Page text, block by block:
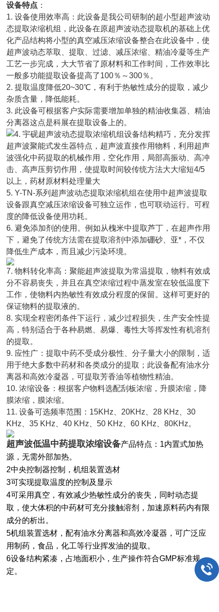
设备特点 ：
1. 设备使用效率高：此设备是我公司研制的超小型超声波动
态提取浓缩机组，此设备在原超声波动态提取机的基础上优
化产品结构将小型的真空减压浓缩设备整合在此设备中，使
超声波动态萃取、提取、过滤、减压浓缩、精油冷凝等生产
工艺一步完成，大大节省了原材料和工作时间，工作效率比
一般多功能提取设备提高了100％～300％。
2. 提取温度降低20~30℃，有利于热敏性成分的提取，减少
杂质含量，降低能耗。
3. 此设备可根据客户实际需要增加单独的精油收集器、精油
分离器这点是科展在提取设备上的。
4. 宇砚超声波动态提取浓缩机组设备结构精巧，充分发挥
超声波聚能式发生器特点，超声波直接作用物料，利用超声
波强化中药提取的机械作用，空化作用，局部高振动、高冲
击、高声压剪切作用，使提取时间较传统方法大大缩短4/5
以上，药材原材料处理量大
5. Y-TN-系列超声波动态提取浓缩机组在使用中超声波提取
设备跟真空减压浓缩设备可独立运作，也可联动运行。可程
度的降低设备使用功耗。
6. 避免添加剂的使用。例如从槐米中提取芦丁，在超声作用
下，避免了传统方法需在提取溶剂中添加硼砂、亚*，不仅
降低生产成本，而且减少污染环境。
7. 物料转化率高：聚能超声波提取为常温提取，物料有效成
分不容易丧失，并且在真空浓缩过程中蒸发室在较低温度下
工作，使物料内热敏性有效成分程度的保留。这样可更好的
保证物料的提取液的。
8. 实现全程密闭条件下运行，减少过程损失，生产安全性提
高，特别适合于各种易燃、易爆、毒性大等挥发性有机溶剂
的提取。
9. 应性广：提取中药不受成分极性、分子量大小的限制，适
用于绝大多数中药材和各类成分的提取；此设备配有油水分
离器和高效冷凝器，可提取芳香油等植物性精油。
10. 浓缩设备：根据客户物料选配刮板浓缩，升膜浓缩，降
膜浓缩，膜浓缩。
11. 设备可选频率范围：15KHz、20KHz、28 KHz、30
KHz、35 KHz、40 KHz、50 KHz、60 KHz、80KHz。
超声波低温中药提取浓缩设备产品特点：1内置式加热
源，无需外部加热。
2中央控制器控制，机组装置选材
3可实现提取温度的控制及显示
4可采用真空，有效减少热敏性成分的丧失，同时动态提
取，使大体积的中药材可充分接触溶剂，加速原料药内有限
成分的析出。
5机组装置选材，配有油水分离器和高效冷凝器，可广泛应
用制药，食品，化工等行业挥发油的提取。
6设备结构紧凑，占地面积小，生产操作符合GMP标准规
定。